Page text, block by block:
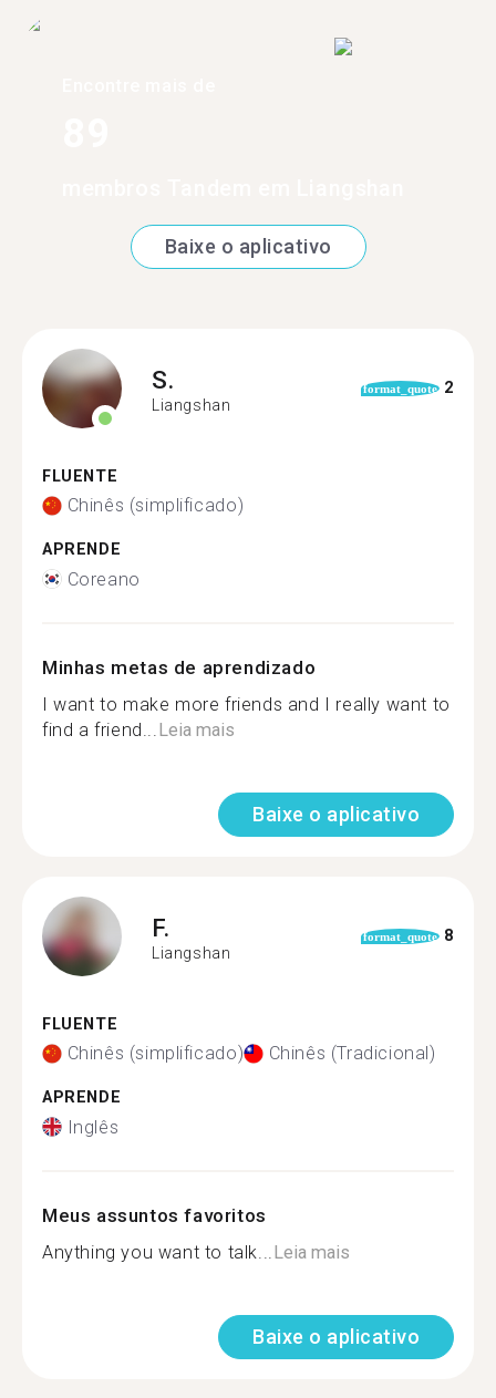
Baixe o aplicativo
S.
Liangshan
format_quote 2
FLUENTE
Chinês (simplificado)
APRENDE
Coreano
Minhas metas de aprendizado
I want to make more friends and I really want to
find a friend... Leia mais
Baixe o aplicativo
F.
Liangshan
format_quote 8
FLUENTE
Chinês (simplificado) Chinês (Tradicional)
APRENDE
Inglês
Meus assuntos favoritos
Anything you want to talk... Leia mais
Baixe o aplicativo